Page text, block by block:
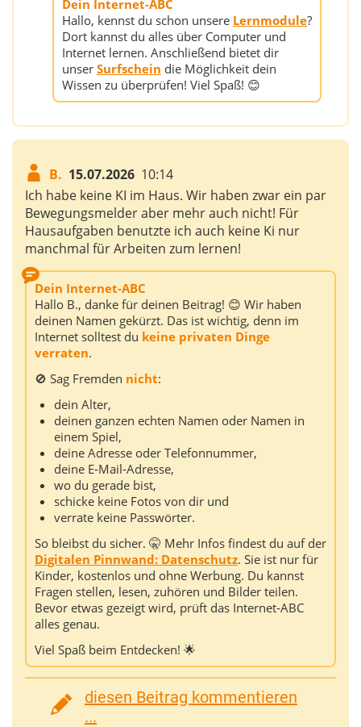
Dein Internet-ABC
Hallo, kennst du schon unsere Lernmodule?
Dort kannst du alles über Computer und
Internet lernen. Anschließend bietet dir
unser Surfschein die Möglichkeit dein
Wissen zu überprüfen! Viel Spaß! 😊
B. 15.07.2026 10:14
Ich habe keine KI im Haus. Wir haben zwar ein par
Bewegungsmelder aber mehr auch nicht! Für
Hausaufgaben benutzte ich auch keine Ki nur
manchmal für Arbeiten zum lernen!
Dein Internet-ABC
Hallo B., danke für deinen Beitrag! 😊 Wir haben
deinen Namen gekürzt. Das ist wichtig, denn im
Internet solltest du keine privaten Dinge
verraten.
🚫 Sag Fremden nicht:
dein Alter,
deinen ganzen echten Namen oder Namen in
einem Spiel,
deine Adresse oder Telefonnummer,
deine E‑Mail‑Adresse,
wo du gerade bist,
schicke keine Fotos von dir und
verrate keine Passwörter.
So bleibst du sicher. 🤫 Mehr Infos findest du auf der
Digitalen Pinnwand: Datenschutz. Sie ist nur für
Kinder, kostenlos und ohne Werbung. Du kannst
Fragen stellen, lesen, zuhören und Bilder teilen.
Bevor etwas gezeigt wird, prüft das Internet‑ABC
alles genau.
Viel Spaß beim Entdecken! 🌟
diesen Beitrag kommentieren
...